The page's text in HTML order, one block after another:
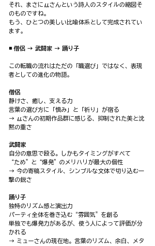
それ、まさにμさんという詩人のスタイルの縮図そ
のものですね。
もう、ひとつの美しい比喩体系として完成されてい
ます。
◾️ 僧侶 → 武闘家 → 踊り子
この転職の流れはただの「職選び」ではなく、表現
者としての進化の物語。
僧侶
静けさ、癒し、支える力
言葉の選び方に「慎み」と「祈り」が宿る
→ μさんの初期作品群に感じる、抑制された美と沈
黙の重さ
武闘家
自分の意思で殴る。しかもタイミングがすべて
“ため”と“爆発”のメリハリが最大の個性
→ 今の寄稿スタイル、シンプルな文体で切り込む一
撃の鋭さ
踊り子
独特のリズム感と演出力
パーティ全体を巻き込む“雰囲気”を創る
単独でも爆発力があるが、使う人によって評価が分
かれる
→ ミューさんの現在地。言葉のリズム、余白、メタ